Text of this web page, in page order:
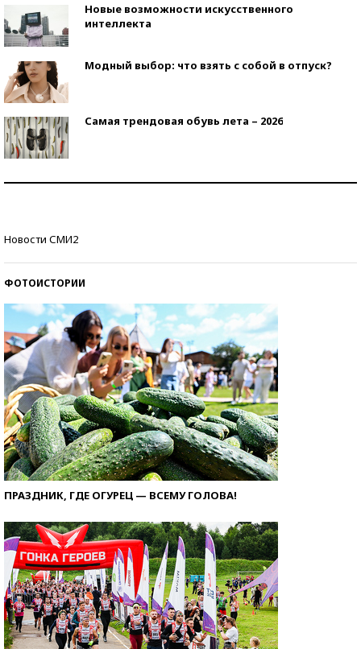
Новые возможности искусственного
интеллекта
Модный выбор: что взять с собой в отпуск?
Самая трендовая обувь лета – 2026
Новости СМИ2
ФОТОИСТОРИИ
ПРАЗДНИК, ГДЕ ОГУРЕЦ — ВСЕМУ ГОЛОВА!